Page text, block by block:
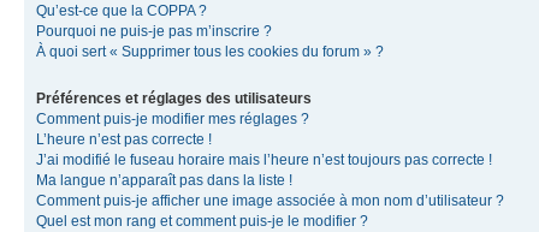
Qu’est-ce que la COPPA ?
Pourquoi ne puis-je pas m’inscrire ?
À quoi sert « Supprimer tous les cookies du forum » ?
Préférences et réglages des utilisateurs
Comment puis-je modifier mes réglages ?
L’heure n’est pas correcte !
J’ai modifié le fuseau horaire mais l’heure n’est toujours pas correcte !
Ma langue n’apparaît pas dans la liste !
Comment puis-je afficher une image associée à mon nom d’utilisateur ?
Quel est mon rang et comment puis-je le modifier ?